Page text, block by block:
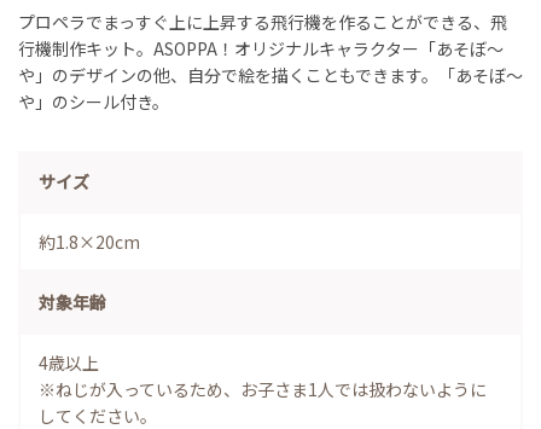
プロペラでまっすぐ上に上昇する飛行機を作ることができる、飛
行機制作キット。ASOPPA！オリジナルキャラクター「あそぼ～
や」のデザインの他、自分で絵を描くこともできます。「あそぼ～
や」のシール付き。
サイズ
約1.8×20cm
対象年齢
4歳以上
※ねじが入っているため、お子さま1人では扱わないように
してください。